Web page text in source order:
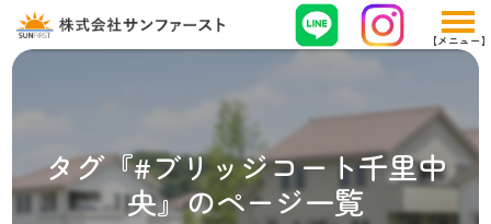
タグ『#ブリッジコート千里中
央』のページ一覧